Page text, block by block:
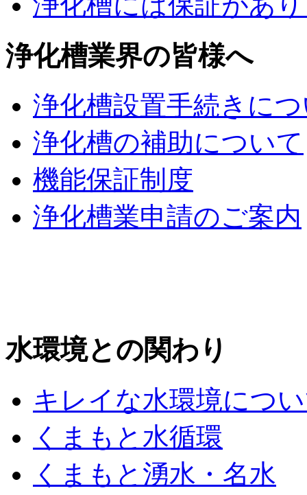
浄化槽業界の皆様へ
浄化槽設置手続きに
浄化槽の補助について
機能保証制度
浄化槽業申請のご案内
水環境との関わり
キレイな水環境につ
くまもと水循環
くまもと湧水・名水